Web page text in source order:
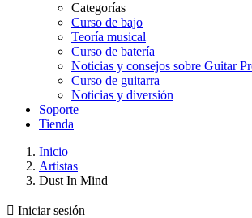
Categorías
Curso de bajo
Teoría musical
Curso de batería
Noticias y consejos sobre Guitar
Curso de guitarra
Noticias y diversión
Soporte
Tienda
Inicio
Artistas
Dust In Mind
 Iniciar sesión